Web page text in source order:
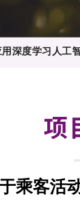
深度学习人工
项
乘客活